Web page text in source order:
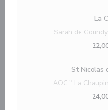
La
Sarah de
St Nicolas
AOC " La